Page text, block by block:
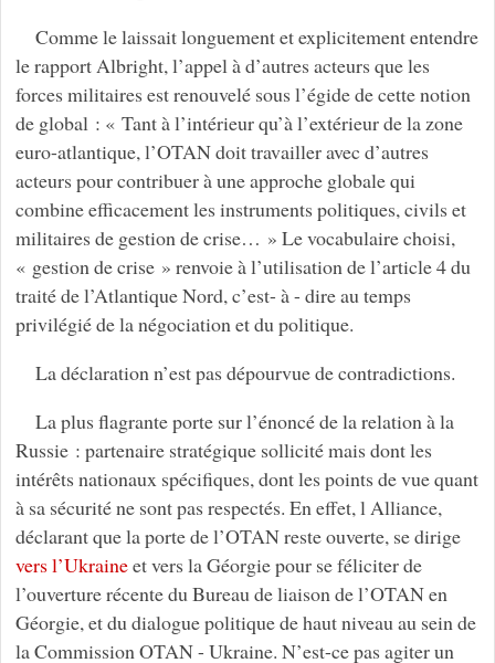
Comme le laissait longuement et explicitement entendre
le rapport Albright, l’appel à d’autres acteurs que les
forces militaires est renouvelé sous l’égide de cette notion
de global : « Tant à l’intérieur qu’à l’extérieur de la zone
euro-atlantique, l’OTAN doit travailler avec d’autres
acteurs pour contribuer à une approche globale qui
combine efficacement les instruments politiques, civils et
militaires de gestion de crise… » Le vocabulaire choisi,
« gestion de crise » renvoie à l’utilisation de l’article 4 du
traité de l’Atlantique Nord, c’est- à - dire au temps
privilégié de la négociation et du politique.
La déclaration n’est pas dépourvue de contradictions.
La plus flagrante porte sur l’énoncé de la relation à la
Russie : partenaire stratégique sollicité mais dont les
intérêts nationaux spécifiques, dont les points de vue quant
à sa sécurité ne sont pas respectés. En effet, l Alliance,
déclarant que la porte de l’OTAN reste ouverte, se dirige
vers l’Ukraineet vers la Géorgie pour se féliciter de
l’ouverture récente du Bureau de liaison de l’OTAN en
Géorgie, et du dialogue politique de haut niveau au sein de
la Commission OTAN - Ukraine. N’est-ce pas agiter un